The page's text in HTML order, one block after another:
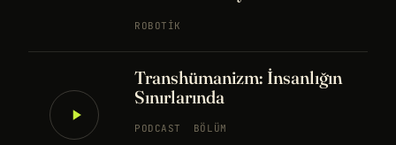
ROBOTIK
Transhümanizm: İnsanlığın
Sınırlarında
PODCAST
BÖLÜM